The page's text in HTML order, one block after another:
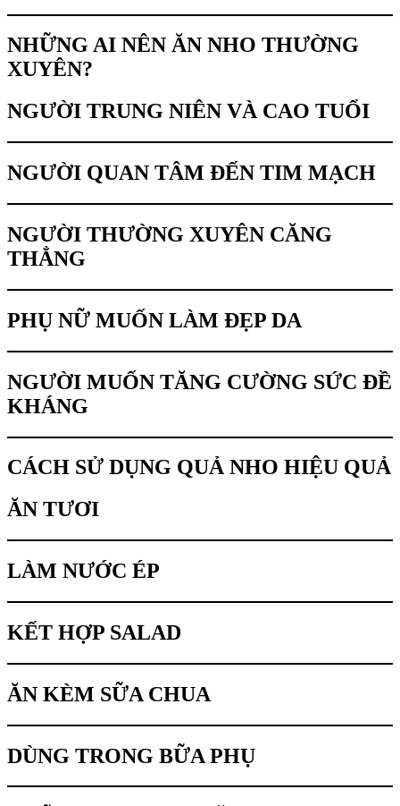
NHỮNG AI NÊN ĂN NHO THƯỜNG
XUYÊN?
NGƯỜI TRUNG NIÊN VÀ CAO TUỔI
NGƯỜI QUAN TÂM ĐẾN TIM MẠCH
NGƯỜI THƯỜNG XUYÊN CĂNG
THẲNG
PHỤ NỮ MUỐN LÀM ĐẸP DA
NGƯỜI MUỐN TĂNG CƯỜNG SỨC ĐỀ
KHÁNG
CÁCH SỬ DỤNG QUẢ NHO HIỆU QUẢ
ĂN TƯƠI
LÀM NƯỚC ÉP
KẾT HỢP SALAD
ĂN KÈM SỮA CHUA
DÙNG TRONG BỮA PHỤ